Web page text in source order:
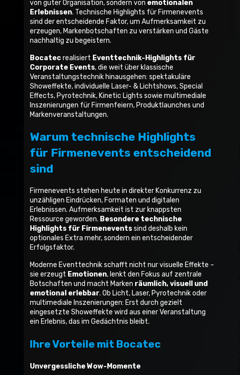
von guter Organisation, sondern von emotionalen
Erlebnissen. Technische Highlights für Firmenevents
sind der entscheidende Faktor, um Aufmerksamkeit zu
erzeugen, Markenbotschaften zu verstärken und Gäste
nachhaltig zu begeistern.
Bocatecrealisiert Eventtechnik-Highlights für
Corporate Events, die weit über klassische
Veranstaltungstechnik hinausgehen: spektakuläre
Showeffekte, individuelle Laser- & Lichtshows, Special
Effects, Pyrotechnik, Kinetic Lights sowie multimediale
Inszenierungen für Firmenfeiern, Produktlaunches und
Markenveranstaltungen.
Warum technische Highlights
für Firmenevents entscheidend
sind
Firmenevents stehen heute in direkter Konkurrenz zu
unzähligen Eindrücken, Formaten und digitalen
Erlebnissen. Aufmerksamkeit ist zur knappsten
Ressource geworden. Besondere technische
Highlights für Firmeneventssind deshalb kein
optionales Extra mehr, sondern ein entscheidender
Erfolgsfaktor.
Moderne Eventtechnik schafft nicht nur visuelle Effekte –
sie erzeugt Emotionen, lenkt den Fokus auf zentrale
Botschaften und macht Marken räumlich, visuell und
emotional erlebbar. Ob Licht, Laser, Pyrotechnik oder
multimediale Inszenierungen: Erst durch gezielt
eingesetzte Showeffekte wird aus einer Veranstaltung
ein Erlebnis, das im Gedächtnis bleibt.
Ihre Vorteile mit Bocatec
Unvergessliche Wow-Momente